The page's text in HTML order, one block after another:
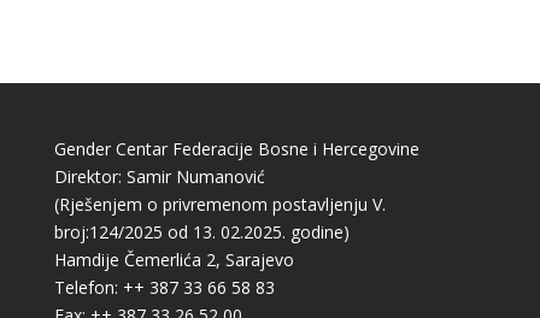
Gender Centar Federacije Bosne i Hercegovine
Direktor: Samir Numanović
(Rješenjem o privremenom postavljenju V.
broj:124/2025 od 13. 02.2025. godine)
Hamdije Čemerlića 2, Sarajevo
Telefon: ++ 387 33 66 58 83